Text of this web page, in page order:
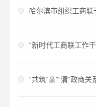
哈尔滨市组织工商联
“新时代工商联工作
“共筑“亲”“清”政商